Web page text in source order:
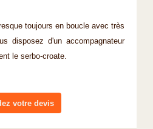
toujours en boucle avec très
disposez d'un accompagnateur
le serbo-croate.
votre devis